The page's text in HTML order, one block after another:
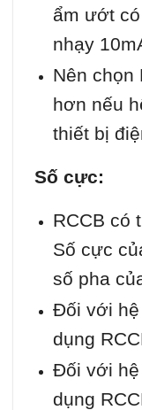
ẩm ướt
nhạy
Nên chọn
hơn nếu
thiết bị
Số cực:
RCCB có
Số cực
số pha
Đối với hệ
dụng
Đối với hệ
dụng